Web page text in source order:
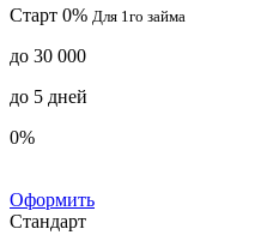
Старт 0% Для 1го займа
до 30 000
до 5 дней
0%
Оформить
Стандарт